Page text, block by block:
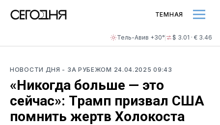
Тель-Авив +30° $ 3.01 · € 3.46
ТЕМНАЯ
НОВОСТИ ДНЯ - ЗА РУБЕЖОМ 24.04.2025 09:43
«Никогда больше — это
сейчас»: Трамп призвал США
помнить жертв Холокоста